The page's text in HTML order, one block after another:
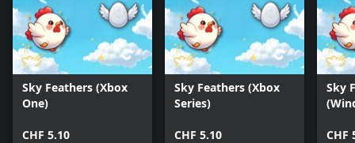
Sky Feathers (Xbox
One)
CHF 5.10
Sky Feathers (Xbox
Series)
CHF 5.10
Sky
CHF